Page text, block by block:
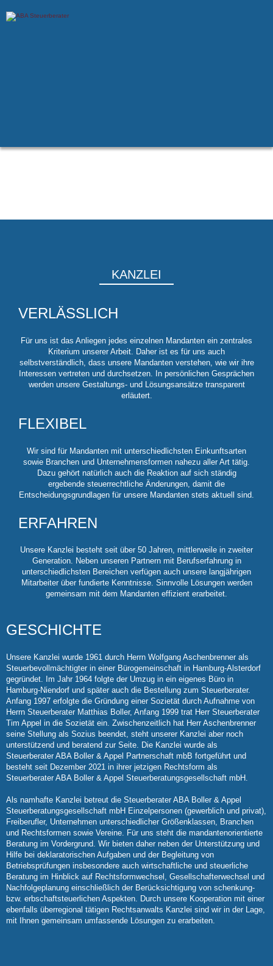
KANZLEI
VERLÄSSLICH
Für uns ist das Anliegen jedes einzelnen Mandanten ein zentrales
Kriterium unserer Arbeit. Daher ist es für uns auch
selbstverständlich, dass unsere Mandanten verstehen, wie wir ihre
Interessen vertreten und durchsetzen. In persönlichen Gesprächen
werden unsere Gestaltungs- und Lösungsansätze transparent
erläutert.
FLEXIBEL
Wir sind für Mandanten mit unterschiedlichsten Einkunftsarten
sowie Branchen und Unternehmensformen nahezu aller Art tätig.
Dazu gehört natürlich auch die Reaktion auf sich ständig
ergebende steuerrechtliche Änderungen, damit die
Entscheidungsgrundlagen für unsere Mandanten stets aktuell sind.
ERFAHREN
Unsere Kanzlei besteht seit über 50 Jahren, mittlerweile in zweiter
Generation. Neben unseren Partnern mit Berufserfahrung in
unterschiedlichsten Bereichen verfügen auch unsere langjährigen
Mitarbeiter über fundierte Kenntnisse. Sinnvolle Lösungen werden
gemeinsam mit dem Mandanten effizient erarbeitet.
GESCHICHTE
Unsere Kanzlei wurde 1961 durch Herrn Wolfgang Aschenbrenner als
Steuerbevollmächtigter in einer Bürogemeinschaft in Hamburg-Alsterdorf
gegründet. Im Jahr 1964 folgte der Umzug in ein eigenes Büro in
Hamburg-Niendorf und später auch die Bestellung zum Steuerberater.
Anfang 1997 erfolgte die Gründung einer Sozietät durch Aufnahme von
Herrn Steuerberater Matthias Boller, Anfang 1999 trat Herr Steuerberater
Tim Appel in die Sozietät ein. Zwischenzeitlich hat Herr Aschenbrenner
seine Stellung als Sozius beendet, steht unserer Kanzlei aber noch
unterstützend und beratend zur Seite. Die Kanzlei wurde als
Steuerberater ABA Boller & Appel Partnerschaft mbB fortgeführt und
besteht seit Dezember 2021 in ihrer jetzigen Rechtsform als
Steuerberater ABA Boller & Appel Steuerberatungsgesellschaft mbH.
Als namhafte Kanzlei betreut die Steuerberater ABA Boller & Appel
Steuerberatungsgesellschaft mbH Einzelpersonen (gewerblich und privat),
Freiberufler, Unternehmen unterschiedlicher Größenklassen, Branchen
und Rechtsformen sowie Vereine. Für uns steht die mandantenorientierte
Beratung im Vordergrund. Wir bieten daher neben der Unterstützung und
Hilfe bei deklaratorischen Aufgaben und der Begleitung von
Betriebsprüfungen insbesondere auch wirtschaftliche und steuerliche
Beratung im Hinblick auf Rechtsformwechsel, Gesellschafterwechsel und
Nachfolgeplanung einschließlich der Berücksichtigung von schenkung-
bzw. erbschaftsteuerlichen Aspekten. Durch unsere Kooperation mit einer
ebenfalls überregional tätigen Rechtsanwalts Kanzlei sind wir in der Lage,
mit Ihnen gemeinsam umfassende Lösungen zu erarbeiten.